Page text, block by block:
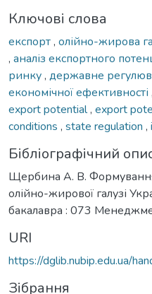
Ключові слова
експорт, олійно-жирова
, аналіз експортного
ринку, державне
економічної ефективності ,
export potential, export
conditions , state regulation ,
Бібліографічний
Щербина А. В.
олійно-жирової галузі
бакалавра : 073
URI
https://dglib.nubip.edu.ua/
Зібрання